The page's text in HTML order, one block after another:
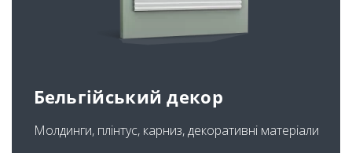
Бельгійський декор
Молдинги, плінтус, карниз, декоративні матеріали